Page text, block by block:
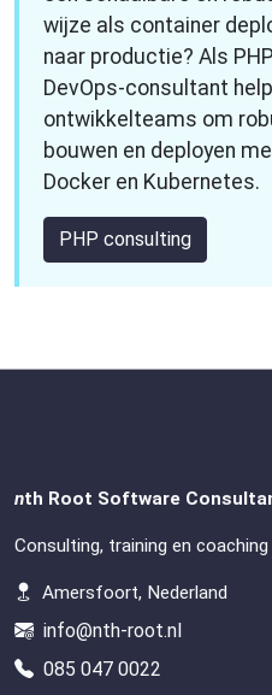
wijze als container
naar productie? Als
DevOps-consultant
ontwikkelteams om
bouwen en deployen
Docker en Kubernetes.
PHP consulting
nth Root Software
Consulting, training en
Amersfoort, Nederland
info@nth-root.nl
085 047 0022